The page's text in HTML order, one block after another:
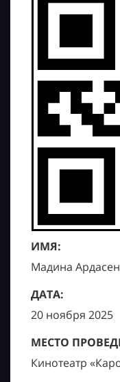
ИМЯ:
Мадина
ДАТА:
20 ноября 2025
МЕСТО
Кинотеатр